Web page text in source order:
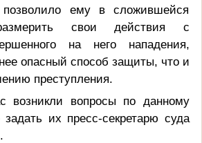
ему в сложившейся
свои действия с
на него нападения,
опасный способ защиты, что и
преступления.
возникли вопросы по данному
их пресс-секретарю суда